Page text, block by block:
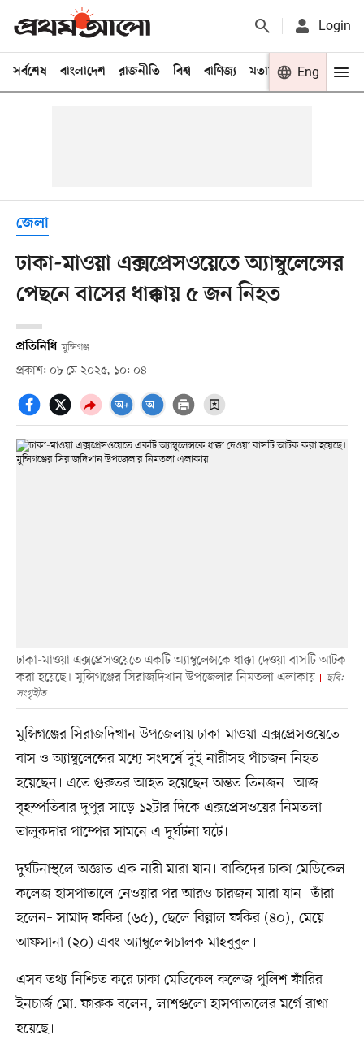
Login
সর্বশেষ বাংলাদেশ রাজনীতি বিশ্ব বাণিজ্য মতামত খেলা
Eng
জেলা
ঢাকা-মাওয়া এক্সপ্রেসওয়েতে অ্যাম্বুলেন্সের
পেছনে বাসের ধাক্কায় ৫ জন নিহত
প্রতিনিধি মুন্সিগঞ্জ
প্রকাশ: ০৮ মে ২০২৫, ১০: ০৪
ঢাকা-মাওয়া এক্সপ্রেসওয়েতে একটি অ্যাম্বুলেন্সকে ধাক্কা দেওয়া বাসটি আটক
করা হয়েছে। মুন্সিগঞ্জের সিরাজদিখান উপজেলার নিমতলা এলাকায়
ছবি:
সংগৃহীত
মুন্সিগঞ্জের সিরাজদিখান উপজেলায় ঢাকা-মাওয়া এক্সপ্রেসওয়েতে
বাস ও অ্যাম্বুলেন্সের মধ্যে সংঘর্ষে দুই নারীসহ পাঁচজন নিহত
হয়েছেন। এতে গুরুতর আহত হয়েছেন অন্তত তিনজন। আজ
বৃহস্পতিবার দুপুর সাড়ে ১২টার দিকে এক্সপ্রেসওয়ের নিমতলা
তালুকদার পাম্পের সামনে এ দুর্ঘটনা ঘটে।
দুর্ঘটনাস্থলে অজ্ঞাত এক নারী মারা যান। বাকিদের ঢাকা মেডিকেল
কলেজ হাসপাতালে নেওয়ার পর আরও চারজন মারা যান। তাঁরা
হলেন– সামাদ ফকির (৬৫), ছেলে বিল্লাল ফকির (৪০), মেয়ে
আফসানা (২০) এবং অ্যাম্বুলেন্সচালক মাহবুবুল।
এসব তথ্য নিশ্চিত করে ঢাকা মেডিকেল কলেজ পুলিশ ফাঁরির
ইনচার্জ মো. ফারুক বলেন, লাশগুলো হাসপাতালের মর্গে রাখা
হয়েছে।